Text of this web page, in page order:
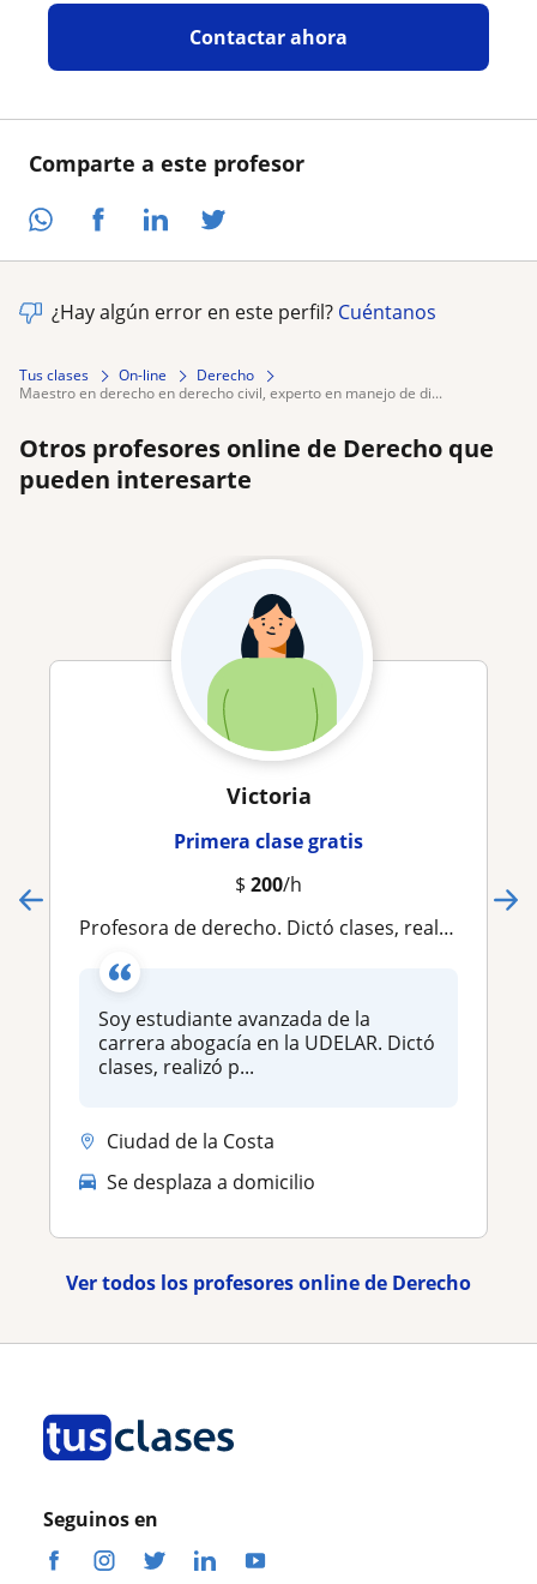
Comparte a este profesor
Contactar ahora
¿Hay algún error en este perfil? Cuéntanos
Tus clases On-line
Derecho
maestro en derecho en derecho civil, experto en manejo de di...
Otros profesores online de Derecho que
pueden interesarte
Victoria
Primera clase gratis
$ 200/h
Profesora de derecho. Dictó clases, realizó preparación de guías y temas para estudiar para pruebas, preparación de trabajos y monografias
Soy estudiante avanzada de la
carrera abogacía en la UDELAR. Dictó
clases, realizó p...
Ciudad de la Costa
Se desplaza a domicilio
Ver todos los profesores online de Derecho
Seguinos en